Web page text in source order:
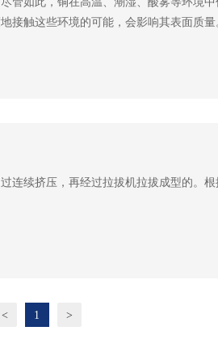
接触这些环境的可能，会影响其表面质量
连续挤压，再经过拉拔机拉拔成型的。
< 1 >